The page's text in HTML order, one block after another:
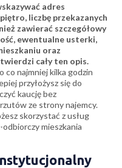
adres
liczbę przekazanych
zawierać szczegółowy
ewentualne usterki,
oraz
cały ten opis.
co najmniej kilka godzin
przyłożysz się do
kaucję bez
ze strony najemcy.
skorzystać z usług
mieszkania